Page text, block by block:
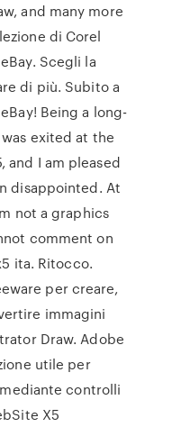
and many more
di Corel
Scegli la
di più. Subito a
Being a long-
exited at the
and I am pleased
disappointed. At
not a graphics
comment on
ita. Ritocco.
per creare,
immagini
Draw. Adobe
utile per
controlli
X5